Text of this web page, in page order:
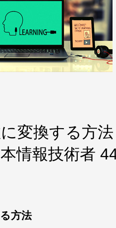
に変換する
報技術者
方法